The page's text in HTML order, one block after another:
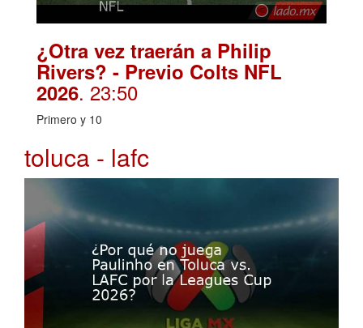
¿Otra vez traerán a Philip
Rivers? - Previo Colts NFL
2026. 23:50
Primero y 10
toluca - lafc